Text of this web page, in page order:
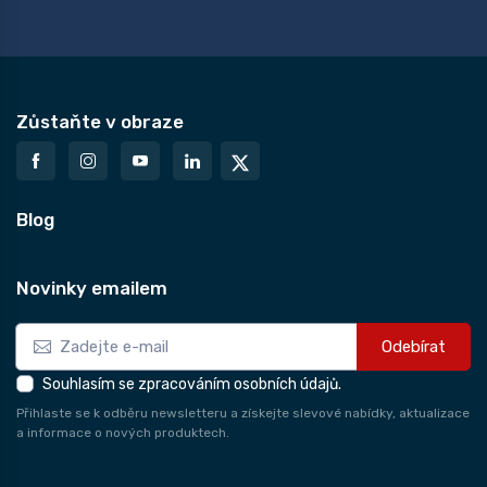
Zůstaňte v obraze
Blog
Novinky emailem
Odebírat
Souhlasím se zpracováním osobních údajů.
Přihlaste se k odběru newsletteru a získejte slevové nabídky, aktualizace
a informace o nových produktech.